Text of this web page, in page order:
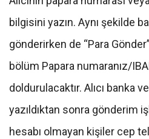
bilgisini yazın. Aynı şekilde
gönderirken de “Para
bölüm Papara numaranız/
doldurulacaktır. Alıcı banka
yazıldıktan sonra gönderim
hesabı olmayan kişiler cep